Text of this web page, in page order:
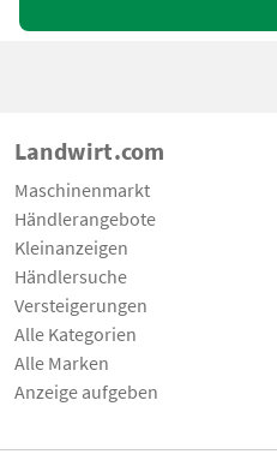
Landwirt.com
Maschinenmarkt
Händlerangebote
Kleinanzeigen
Händlersuche
Versteigerungen
Alle Kategorien
Alle Marken
Anzeige aufgeben